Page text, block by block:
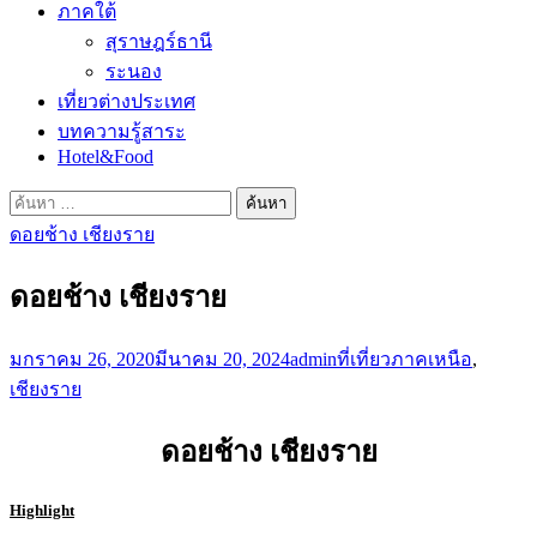
ภาคใต้
สุราษฎร์ธานี
ระนอง
เที่ยวต่างประเทศ
บทความรู้สาระ
Hotel&Food
ค้นหา
สำหรับ:
ดอยช้าง เชียงราย
ดอยช้าง เชียงราย
มกราคม 26, 2020มีนาคม 20, 2024adminที่เที่ยวภาคเหนือ,
เชียงราย
ดอยช้าง เชียงราย
Highlight